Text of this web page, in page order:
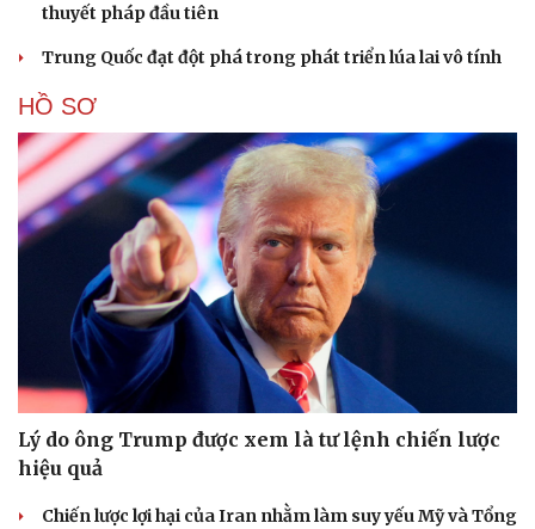
thuyết pháp đầu tiên
Trung Quốc đạt đột phá trong phát triển lúa lai vô tính
HỒ SƠ
Lý do ông Trump được xem là tư lệnh chiến lược
hiệu quả
Chiến lược lợi hại của Iran nhằm làm suy yếu Mỹ và Tổng